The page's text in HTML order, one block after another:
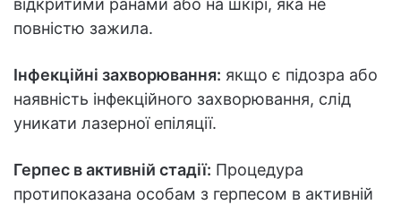
відкритими ранами або на шкірі, яка не
повністю зажила.
Інфекційні захворювання: якщо є підозра або
наявність інфекційного захворювання, слід
уникати лазерної епіляції.
Герпес в активній стадії: Процедура
протипоказана особам з герпесом в активній